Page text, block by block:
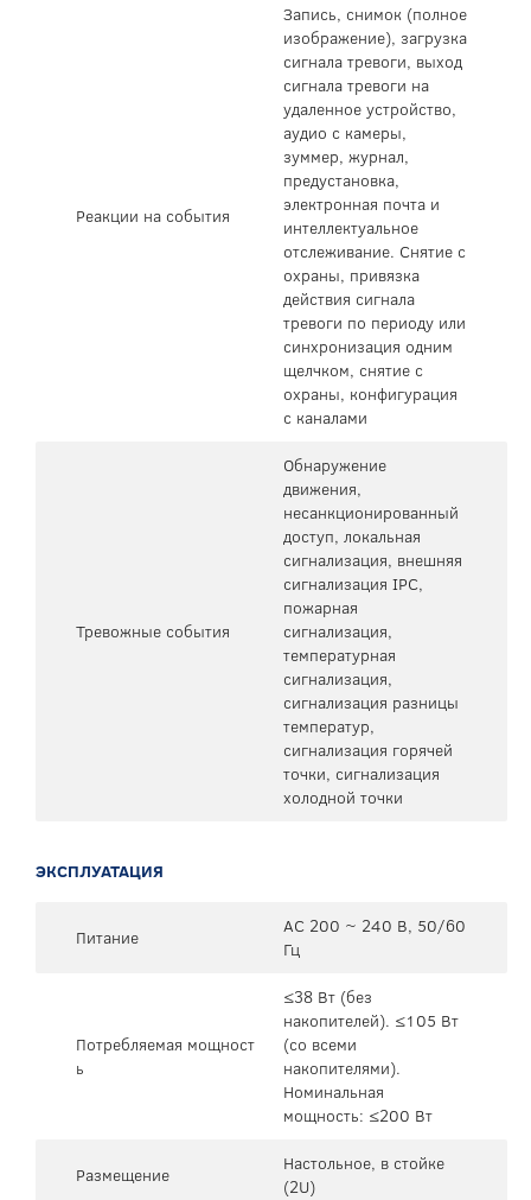
Реакции на события
Запись, снимок (полное
изображение), загрузка
сигнала тревоги, выход
сигнала тревоги на
удаленное устройство,
аудио с камеры,
зуммер, журнал,
предустановка,
электронная почта и
интеллектуальное
отслеживание. Снятие с
охраны, привязка
действия сигнала
тревоги по периоду или
синхронизация одним
щелчком, снятие с
охраны, конфигурация
с каналами
Тревожные события
Обнаружение
движения,
несанкционированный
доступ, локальная
сигнализация, внешняя
сигнализация IPC,
пожарная
сигнализация,
температурная
сигнализация,
сигнализация разницы
температур,
сигнализация горячей
точки, сигнализация
холодной точки
ЭКСПЛУАТАЦИЯ
Питание
AC 200 ~ 240 В, 50/60
Гц
Потребляемая мощност
ь
≤38 Вт (без
накопителей). ≤105 Вт
(со всеми
накопителями).
Номинальная
мощность: ≤200 Вт
Размещение
Настольное, в стойке
(2U)